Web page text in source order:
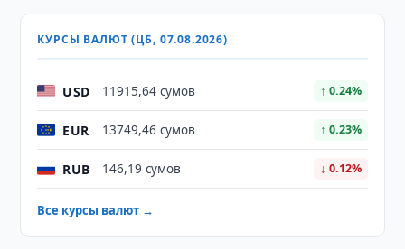
КУРСЫ ВАЛЮТ (ЦБ, 07.08.2026)
USD 11915,64 сумов ↑ 0.24%
EUR 13749,46 сумов ↑ 0.23%
RUB 146,19 сумов ↓ 0.12%
Все курсы валют →